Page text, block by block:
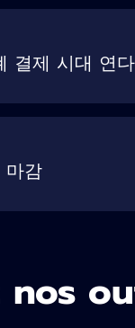
결제 시대 연다
마감
nos